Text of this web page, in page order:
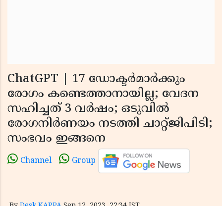
ChatGPT | 17 ഡോക്ടർമാർക്കും
രോഗം കണ്ടെത്താനായില്ല; വേദന
സഹിച്ചത് 3 വർഷം; ഒടുവിൽ
രോഗനിർണയം നടത്തി ചാറ്റ്ജിപിടി;
സംഭവം ഇങ്ങനെ
Channel Group